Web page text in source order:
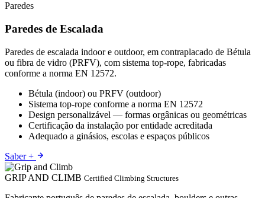
Paredes
Paredes de Escalada
Paredes de escalada indoor e outdoor, em contraplacado de Bétula
ou fibra de vidro (PRFV), com sistema top-rope, fabricadas
conforme a norma EN 12572.
Bétula (indoor) ou PRFV (outdoor)
Sistema top-rope conforme a norma EN 12572
Design personalizável — formas orgânicas ou geométricas
Certificação da instalação por entidade acreditada
Adequado a ginásios, escolas e espaços públicos
Saber +
GRIP AND CLIMB Certified Climbing Structures